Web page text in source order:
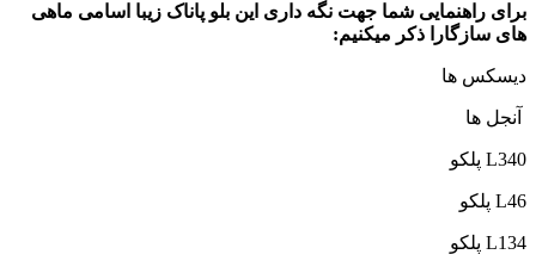
برای راهنمایی شما جهت نگه داری این بلو پاناک زیبا اسامی ماهی
های سازگارا ذکر میکنیم:
دیسکس ها
آنجل ها
L340 پلکو
L46 پلکو
L134 پلکو